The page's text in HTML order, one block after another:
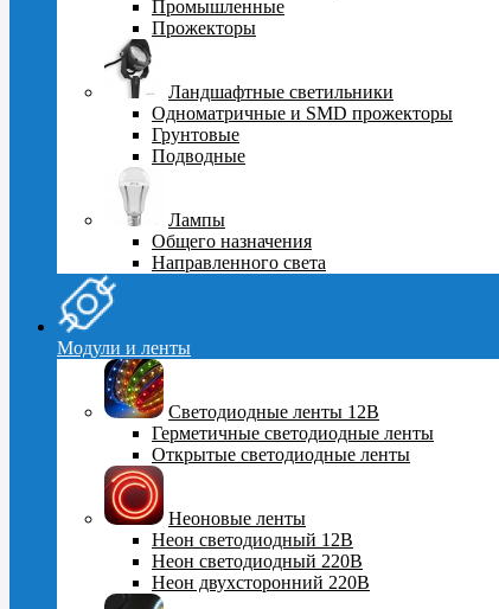
Промышленные
Прожекторы
Ландшафтные светильники
Одноматричные и SMD прожекторы
Грунтовые
Подводные
Лампы
Общего назначения
Направленного света
Модули и ленты
Светодиодные ленты 12В
Герметичные светодиодные ленты
Открытые светодиодные ленты
Неоновые ленты
Неон светодиодный 12В
Неон светодиодный 220В
Неон двухсторонний 220В